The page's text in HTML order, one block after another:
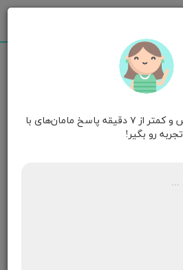
سوالت رو همین الان بپرس و کمتر از ۷ دقیقه پاسخ مامان‌های با
تجربه رو بگیر!